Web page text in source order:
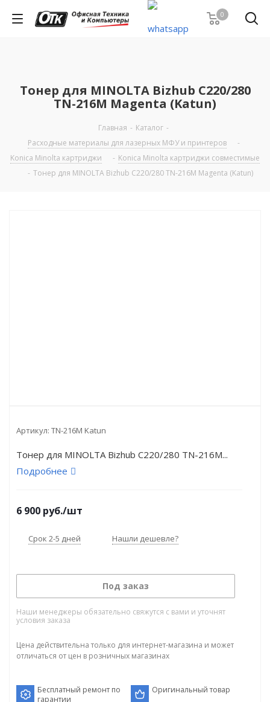
0
Тонер для MINOLTA Bizhub С220/280
TN-216M Magenta (Katun)
Главная - Каталог -
Расходные материалы для лазерных МФУ и принтеров
-
Konica Minolta картриджи
- Konica Minolta картриджи совместимые
- Тонер для MINOLTA Bizhub С220/280 TN-216M Magenta (Katun)
Артикул: TN-216M Katun
Тонер для MINOLTA Bizhub С220/280 TN-216M...
Подробнее
6 900 руб./шт
Срок 2-5 дней Нашли дешевле?
Под заказ
Наши менеджеры обязательно свяжутся с вами и уточнят
условия заказа
Цена действительна только для интернет-магазина и может
отличаться от цен в розничных магазинах
Бесплатный ремонт по
гарантии
Оригинальный товар